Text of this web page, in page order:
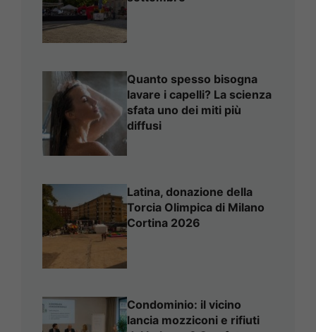
Quanto spesso bisogna
lavare i capelli? La scienza
sfata uno dei miti più
diffusi
Latina, donazione della
Torcia Olimpica di Milano
Cortina 2026
Condominio: il vicino
lancia mozziconi e rifiuti